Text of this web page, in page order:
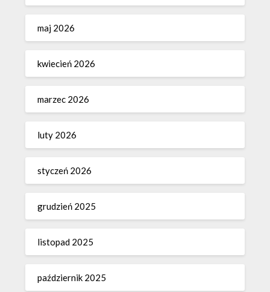
maj 2026
kwiecień 2026
marzec 2026
luty 2026
styczeń 2026
grudzień 2025
listopad 2025
październik 2025